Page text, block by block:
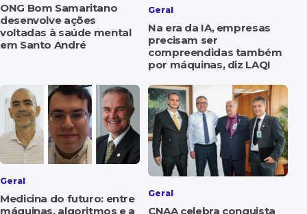
ONG Bom Samaritano
desenvolve ações
voltadas à saúde mental
em Santo André
Geral
Na era da IA, empresas
precisam ser
compreendidas também
por máquinas, diz LAQI
Geral
Medicina do futuro: entre
máquinas, algoritmos e a
Geral
CNAA celebra conquista